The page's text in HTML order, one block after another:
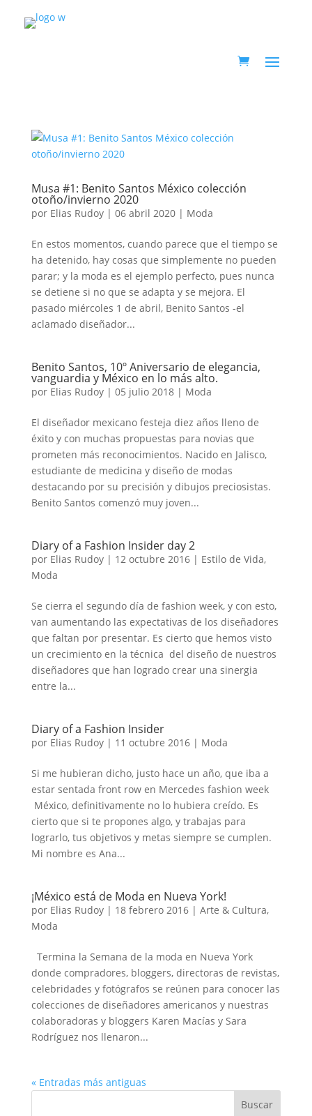
Musa #1: Benito Santos México colección
otoño/invierno 2020
por Elias Rudoy| 06 abril 2020| Moda
En estos momentos, cuando parece que el tiempo se
ha detenido, hay cosas que simplemente no pueden
parar; y la moda es el ejemplo perfecto, pues nunca
se detiene si no que se adapta y se mejora. El
pasado miércoles 1 de abril, Benito Santos -el
aclamado diseñador...
Benito Santos, 10º Aniversario de elegancia,
vanguardia y México en lo más alto.
por Elias Rudoy| 05 julio 2018| Moda
El diseñador mexicano festeja diez años lleno de
éxito y con muchas propuestas para novias que
prometen más reconocimientos. Nacido en Jalisco,
estudiante de medicina y diseño de modas
destacando por su precisión y dibujos preciosistas.
Benito Santos comenzó muy joven...
Diary of a Fashion Insider day 2
por Elias Rudoy| 12 octubre 2016| Estilo de Vida,
Moda
Se cierra el segundo día de fashion week, y con esto,
van aumentando las expectativas de los diseñadores
que faltan por presentar. Es cierto que hemos visto
un crecimiento en la técnica del diseño de nuestros
diseñadores que han logrado crear una sinergia
entre la...
Diary of a Fashion Insider
por Elias Rudoy| 11 octubre 2016| Moda
Si me hubieran dicho, justo hace un año, que iba a
estar sentada front row en Mercedes fashion week
México, definitivamente no lo hubiera creído. Es
cierto que si te propones algo, y trabajas para
lograrlo, tus objetivos y metas siempre se cumplen.
Mi nombre es Ana...
¡México está de Moda en Nueva York!
por Elias Rudoy| 18 febrero 2016| Arte & Cultura,
Moda
Termina la Semana de la moda en Nueva York
donde compradores, bloggers, directoras de revistas,
celebridades y fotógrafos se reúnen para conocer las
colecciones de diseñadores americanos y nuestras
colaboradoras y bloggers Karen Macías y Sara
Rodríguez nos llenaron...
« Entradas más antiguas
Buscar